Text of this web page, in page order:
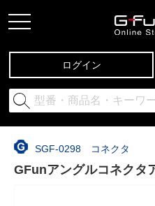
ログイン
SGF-0298 コネクタ
GFunアングルコネクタ